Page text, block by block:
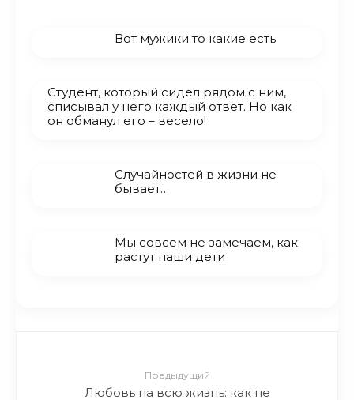
Вот мужики то какие есть
Студент, который сидел рядом с ним,
списывал у него каждый ответ. Но как
он обманул его – весело!
Случайностей в жизни не
бывает…
Мы совсем не замечаем, как
растут наши дети
Предыдущий
Любовь на всю жизнь: как не